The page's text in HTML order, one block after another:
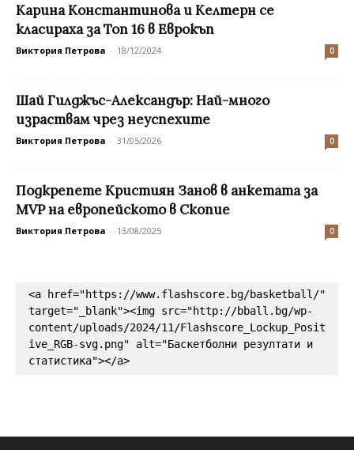
Карина Константинова и Келтерн се
класираха за Топ 16 в Еврокъп
Виктория Петрова - 18/12/2024 0
Шай Гилджъс-Александър: Най-много
израствам чрез неуспехите
Виктория Петрова - 31/05/2026 0
Подкрепете Кристиян Занов в анкетата за
MVP на европейското в Скопие
Виктория Петрова - 13/08/2025 0
<a href="https://www.flashscore.bg/basketball/"
target="_blank"><img src="http://bball.bg/wp-
content/uploads/2024/11/Flashscore_Lockup_Posit
ive_RGB-svg.png" alt="Баскетболни резултати и
статистика"></a>